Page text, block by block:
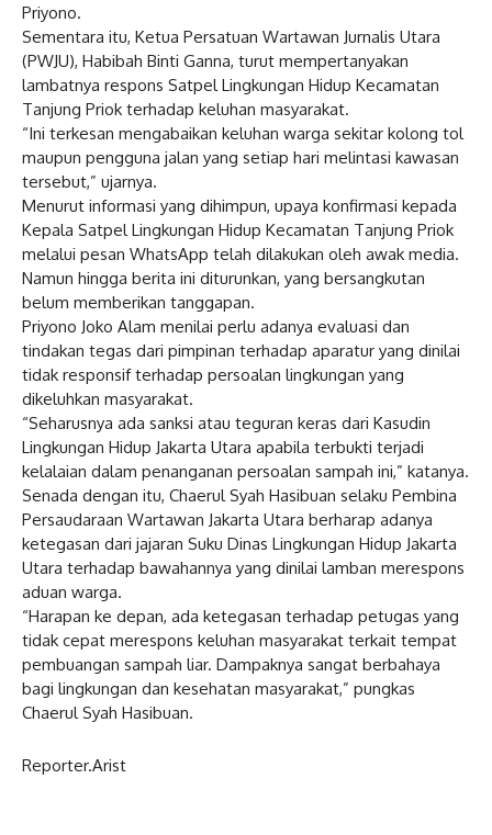
Priyono.
Sementara itu, Ketua Persatuan Wartawan Jurnalis Utara
(PWJU), Habibah Binti Ganna, turut mempertanyakan
lambatnya respons Satpel Lingkungan Hidup Kecamatan
Tanjung Priok terhadap keluhan masyarakat.
“Ini terkesan mengabaikan keluhan warga sekitar kolong tol
maupun pengguna jalan yang setiap hari melintasi kawasan
tersebut,” ujarnya.
Menurut informasi yang dihimpun, upaya konfirmasi kepada
Kepala Satpel Lingkungan Hidup Kecamatan Tanjung Priok
melalui pesan WhatsApp telah dilakukan oleh awak media.
Namun hingga berita ini diturunkan, yang bersangkutan
belum memberikan tanggapan.
Priyono Joko Alam menilai perlu adanya evaluasi dan
tindakan tegas dari pimpinan terhadap aparatur yang dinilai
tidak responsif terhadap persoalan lingkungan yang
dikeluhkan masyarakat.
“Seharusnya ada sanksi atau teguran keras dari Kasudin
Lingkungan Hidup Jakarta Utara apabila terbukti terjadi
kelalaian dalam penanganan persoalan sampah ini,” katanya.
Senada dengan itu, Chaerul Syah Hasibuan selaku Pembina
Persaudaraan Wartawan Jakarta Utara berharap adanya
ketegasan dari jajaran Suku Dinas Lingkungan Hidup Jakarta
Utara terhadap bawahannya yang dinilai lamban merespons
aduan warga.
“Harapan ke depan, ada ketegasan terhadap petugas yang
tidak cepat merespons keluhan masyarakat terkait tempat
pembuangan sampah liar. Dampaknya sangat berbahaya
bagi lingkungan dan kesehatan masyarakat,” pungkas
Chaerul Syah Hasibuan.
Reporter.Arist